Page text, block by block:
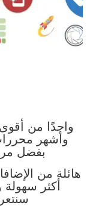
وأشهر
بفضل
هائلة من
أكثر سهولة